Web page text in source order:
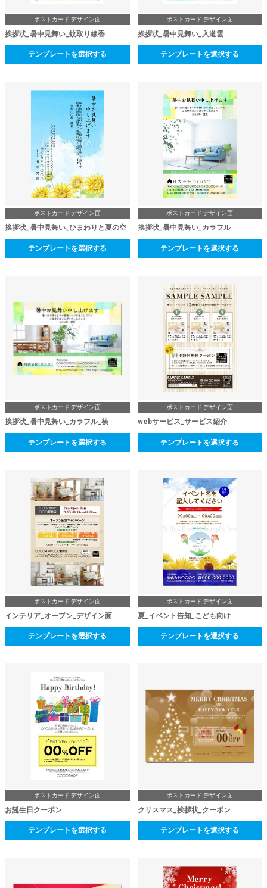
ポストカード デザイン面
挨拶状_暑中見舞い_蚊取り線香
テンプレートを選択する
ポストカード デザイン面
挨拶状_暑中見舞い_入道雲
テンプレートを選択する
ポストカード デザイン面
挨拶状_暑中見舞い_ひまわりと夏の空
テンプレートを選択する
ポストカード デザイン面
挨拶状_暑中見舞い_カラフル
テンプレートを選択する
ポストカード デザイン面
挨拶状_暑中見舞い_カラフル_横
テンプレートを選択する
ポストカード デザイン面
webサービス_サービス紹介
テンプレートを選択する
ポストカード デザイン面
インテリア_オープン_デザイン面
テンプレートを選択する
ポストカード デザイン面
夏_イベント告知_こども向け
テンプレートを選択する
ポストカード デザイン面
お誕生日クーポン
テンプレートを選択する
ポストカード デザイン面
クリスマス_挨拶状_クーポン
テンプレートを選択する